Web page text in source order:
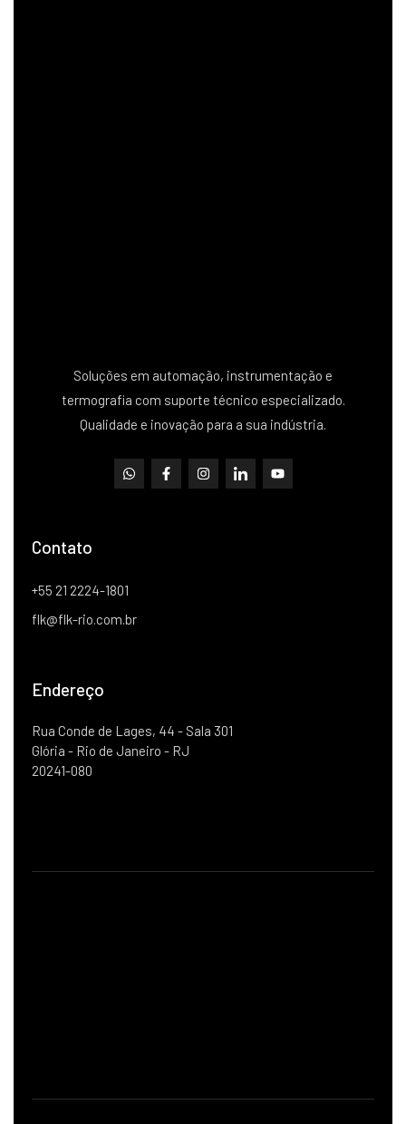
Soluções em automação, instrumentação e
termografia com suporte técnico especializado.
Qualidade e inovação para a sua indústria.
Contato
+55 21 2224-1801
flk@flk-rio.com.br
Endereço
Rua Conde de Lages, 44 - Sala 301
Glória - Rio de Janeiro - RJ
20241-080